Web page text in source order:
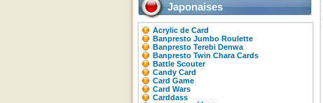
Japonaises
Acrylic de Card
Banpresto Jumbo Roulette
Banpresto Terebi Denwa
Banpresto Twin Chara Cards
Battle Scouter
Candy Card
Card Game
Card Wars
Carddass